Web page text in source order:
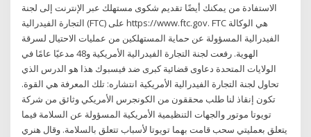
الاستفادة من يمكنك أيضًا تقديم شكوى مستهلك عبر الإنترنت إلى لجنة
التجارة الفيدرالية (FTC) على https://www.ftc.gov. FTC هي الوكالة
الفيدرالية المسؤولة عن حماية المستهلكين من عمليات الاحتيال لسرقة
الهوية. رفعت لجنة التجارة الفيدرالية الأمريكية و48 مدعيًا عامًا في
الولايات المتحدة دعاوى قضائية كبرى ضد فيسبوك هذا هو الدرس الذي
تحاول لجنة التجارة الفيدرالية الأمريكية انتشاره: تلك المعرفة هي القوة.
تكون إنقاذ لنا طلب محققون من الكونجرس الأمريكي وثائق من شركة
تويوتا موتور والجهات التنظيمية الأمريكية المسؤولة عن السلامة فيما
يتعلق بعمليتي سحب قامت بهما تويوتا لأسباب تتعلق بالسلامة. وقال هنري